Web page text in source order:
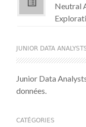
Neutral
JUNIOR DATA
Junior Data
données.
CATÉGORIES